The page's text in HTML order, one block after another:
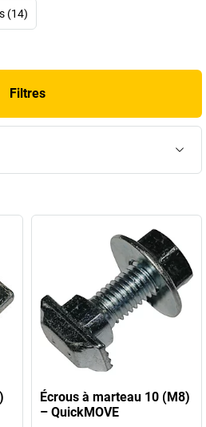
peut être adaptée
Vous créez ainsi une solution
(14)
Filtres
Écrous à marteau 10 (M8)
– QuickMOVE